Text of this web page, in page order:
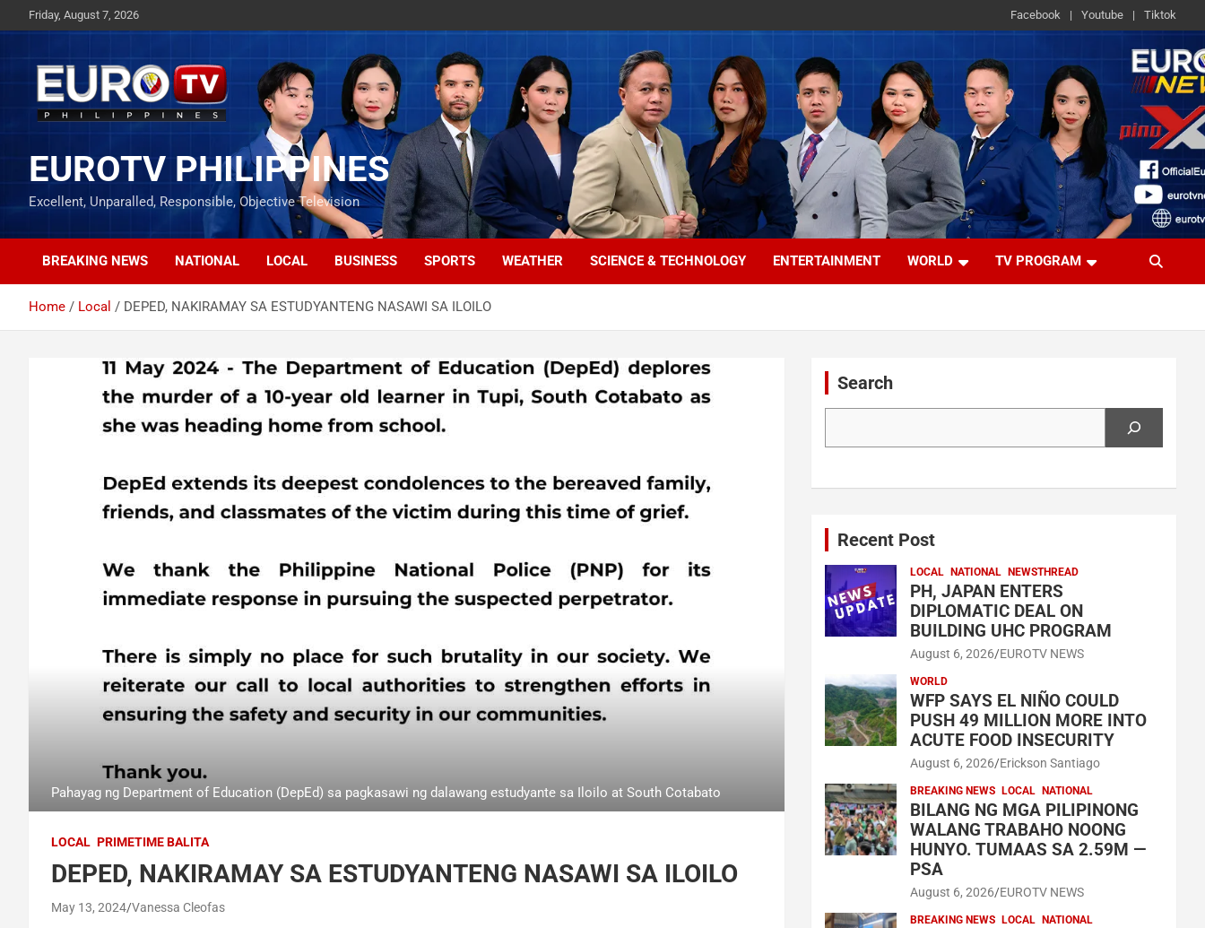
to
Friday, August 7, 2026 Facebook Youtube Tiktok
EUROTV PHILIPPINES
Excellent, Unparalled, Responsible, Objective Television
BREAKING NEWS NATIONAL LOCAL BUSINESS SPORTS WEATHER SCIENCE & TECHNOLOGY ENTERTAINMENT WORLD TV PROGRAM
Home Local DEPED, NAKIRAMAY SA ESTUDYANTENG NASAWI SA ILOILO
Pahayag ng Department of Education (DepEd) sa pagkasawi ng dalawang estudyante sa Iloilo at South Cotabato
LOCAL PRIMETIME BALITA
DEPED, NAKIRAMAY SA ESTUDYANTENG NASAWI SA ILOILO
May 13, 2024 Vanessa Cleofas
Search
Recent Post
LOCAL NATIONAL NEWSTHREAD
PH, JAPAN ENTERS
DIPLOMATIC DEAL ON
BUILDING UHC PROGRAM
August 6, 2026 EUROTV NEWS
WORLD
WFP SAYS EL NIÑO COULD
PUSH 49 MILLION MORE INTO
ACUTE FOOD INSECURITY
August 6, 2026 Erickson Santiago
BREAKING NEWS LOCAL NATIONAL
BILANG NG MGA PILIPINONG
WALANG TRABAHO NOONG
HUNYO. TUMAAS SA 2.59M —
PSA
August 6, 2026 EUROTV NEWS
BREAKING NEWS LOCAL NATIONAL